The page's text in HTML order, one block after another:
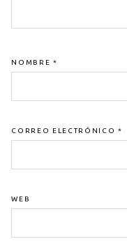
NOMBRE *
CORREO ELECTRÓNICO *
WEB